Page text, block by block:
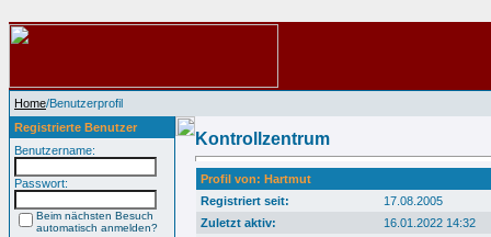
Home/Benutzerprofil
Registrierte Benutzer
Benutzername:
Passwort:
Beim nächsten Besuch
automatisch anmelden?
Kontrollzentrum
Profil von: Hartmut
Registriert seit:
17.08.2005
Zuletzt aktiv:
16.01.2022 14:32